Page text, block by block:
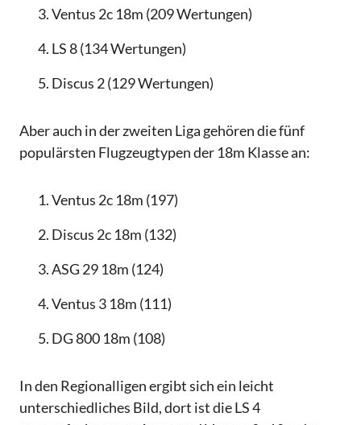
Ventus 2c 18m (209 Wertungen)
LS 8 (134 Wertungen)
Discus 2 (129 Wertungen)
Aber auch in der zweiten Liga gehören die fünf
populärsten Flugzeugtypen der 18m Klasse an:
Ventus 2c 18m (197)
Discus 2c 18m (132)
ASG 29 18m (124)
Ventus 3 18m (111)
DG 800 18m (108)
In den Regionalligen ergibt sich ein leicht
unterschiedliches Bild, dort ist die LS 4